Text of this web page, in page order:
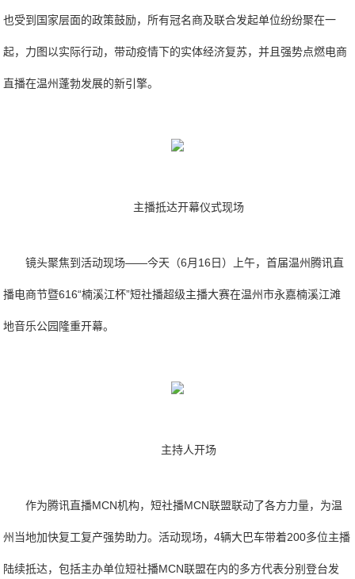
也受到国家层面的政策鼓励，所有冠名商及联合发起单位纷纷聚在一
起，力图以实际行动，带动疫情下的实体经济复苏，并且强势点燃电商
直播在温州蓬勃发展的新引擎。
主播抵达开幕仪式现场
镜头聚焦到活动现场——今天（6月16日）上午，首届温州腾讯直
播电商节暨616“楠溪江杯”短社播超级主播大赛在温州市永嘉楠溪江滩
地音乐公园隆重开幕。
主持人开场
作为腾讯直播MCN机构，短社播MCN联盟联动了各方力量，为温
州当地加快复工复产强势助力。活动现场，4辆大巴车带着200多位主播
陆续抵达，包括主办单位短社播MCN联盟在内的多方代表分别登台发